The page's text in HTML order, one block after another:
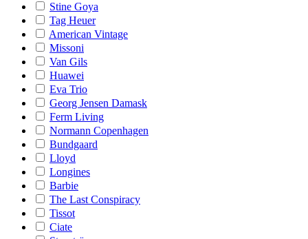
Stine Goya
Tag Heuer
American Vintage
Missoni
Van Gils
Huawei
Eva Trio
Georg Jensen Damask
Ferm Living
Normann Copenhagen
Bundgaard
Lloyd
Longines
Barbie
The Last Conspiracy
Tissot
Ciate